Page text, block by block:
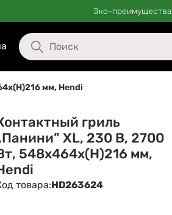
Эко-преимущества
мм, Hendi
гриль
XL, 230 В, 2700
548x464x(H)216 мм,
товара:HD263624